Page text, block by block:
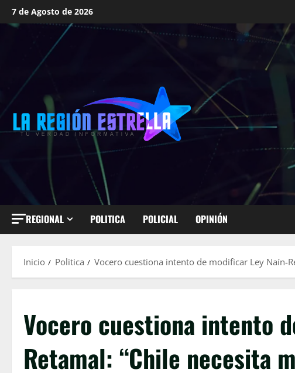
Saltar
al
7 de Agosto de 2026
REGIONAL POLITICA POLICIAL OPINIÓN
Inicio Politica Vocero cuestiona intento de modificar Ley Naín-
Vocero cuestiona intento
Retamal: “Chile necesita